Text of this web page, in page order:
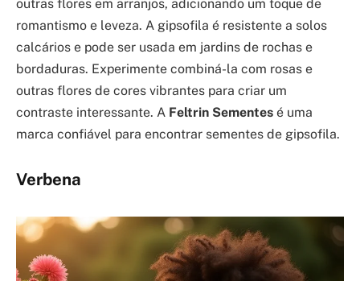
outras flores em arranjos, adicionando um toque de
romantismo e leveza. A gipsofila é resistente a solos
calcários e pode ser usada em jardins de rochas e
bordaduras. Experimente combiná-la com rosas e
outras flores de cores vibrantes para criar um
contraste interessante. A Feltrin Sementes é uma
marca confiável para encontrar sementes de gipsofila.
Verbena